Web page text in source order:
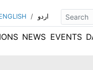
/ اردو
NEWS EVENTS